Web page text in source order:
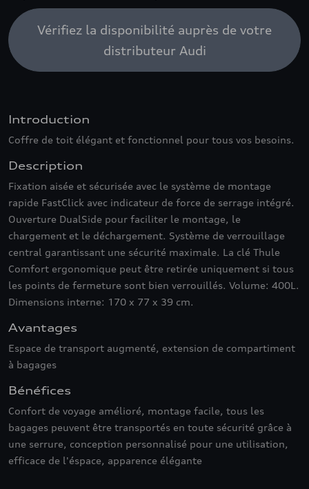
Vérifiez la disponibilité auprès de votre
distributeur Audi
Introduction
Coffre de toit élégant et fonctionnel pour tous vos besoins.
Description
Fixation aisée et sécurisée avec le système de montage
rapide FastClick avec indicateur de force de serrage intégré.
Ouverture DualSide pour faciliter le montage, le
chargement et le déchargement. Système de verrouillage
central garantissant une sécurité maximale. La clé Thule
Comfort ergonomique peut être retirée uniquement si tous
les points de fermeture sont bien verrouillés. Volume: 400L.
Dimensions interne: 170 x 77 x 39 cm.
Avantages
Espace de transport augmenté, extension de compartiment
à bagages
Bénéfices
Confort de voyage amélioré, montage facile, tous les
bagages peuvent être transportés en toute sécurité grâce à
une serrure, conception personnalisé pour une utilisation,
efficace de l'éspace, apparence élégante